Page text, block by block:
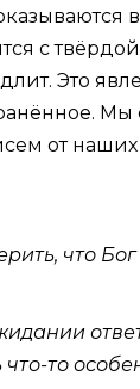
в
с
Это
Мы
от наших
что
то